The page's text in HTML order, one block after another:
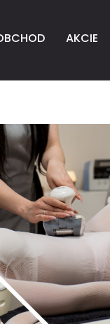
AKCIE